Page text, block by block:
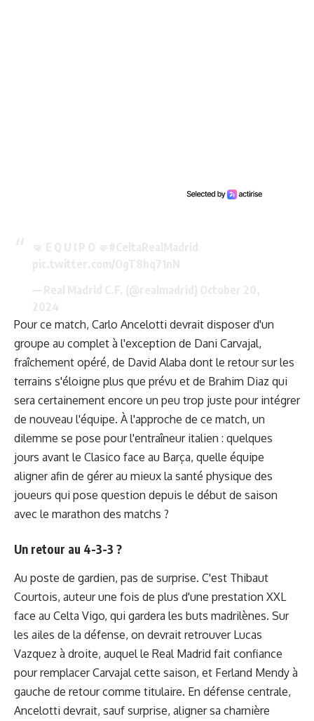
Pour ce match, Carlo Ancelotti devrait disposer d'un
groupe au complet à l'exception de Dani Carvajal,
fraîchement opéré, de David Alaba dont le retour sur les
terrains s'éloigne plus que prévu et de Brahim Diaz qui
sera certainement encore un peu trop juste pour intégrer
de nouveau l'équipe. À l'approche de ce match, un
dilemme se pose pour l'entraîneur italien : quelques
jours avant le Clasico face au Barça, quelle équipe
aligner afin de gérer au mieux la santé physique des
joueurs qui pose question depuis le début de saison
avec le marathon des matchs ?
Un retour au 4-3-3 ?
Au poste de gardien, pas de surprise. C'est Thibaut
Courtois, auteur une fois de plus d'une prestation XXL
face au Celta Vigo, qui gardera les buts madrilènes. Sur
les ailes de la défense, on devrait retrouver Lucas
Vazquez à droite, auquel le Real Madrid fait confiance
pour remplacer Carvajal cette saison, et Ferland Mendy à
gauche de retour comme titulaire. En défense centrale,
Ancelotti devrait, sauf surprise, aligner sa charnière